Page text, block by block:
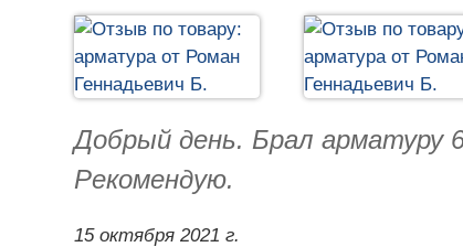
Добрый день. Брал арматуру
Рекомендую.
15 октября 2021 г.